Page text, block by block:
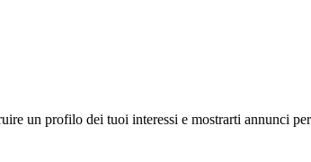
un profilo dei tuoi interessi e mostrarti annunci